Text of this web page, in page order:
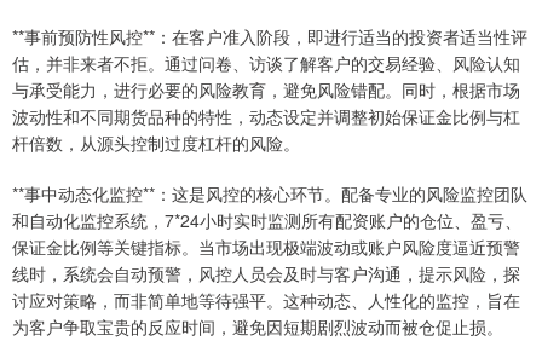
**事前预防性风控**：在客户准入阶段，即进行适当的投资者适当性评
估，并非来者不拒。通过问卷、访谈了解客户的交易经验、风险认知
与承受能力，进行必要的风险教育，避免风险错配。同时，根据市场
波动性和不同期货品种的特性，动态设定并调整初始保证金比例与杠
杆倍数，从源头控制过度杠杆的风险。
**事中动态化监控**：这是风控的核心环节。配备专业的风险监控团队
和自动化监控系统，7*24小时实时监测所有配资账户的仓位、盈亏、
保证金比例等关键指标。当市场出现极端波动或账户风险度逼近预警
线时，系统会自动预警，风控人员会及时与客户沟通，提示风险，探
讨应对策略，而非简单地等待强平。这种动态、人性化的监控，旨在
为客户争取宝贵的反应时间，避免因短期剧烈波动而被仓促止损。